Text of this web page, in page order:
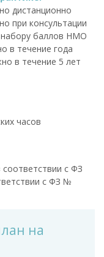
дистанционно
при консультации
набору баллов НМО
в течение года
в течение 5 лет
часов
с ФЗ
с ФЗ №
на